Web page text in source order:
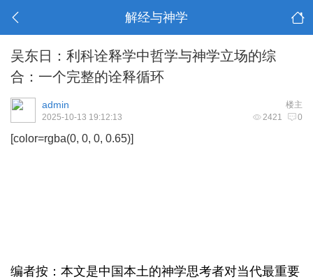
解经与神学
吴东日：利科诠释学中哲学与神学立场的综
合：一个完整的诠释循环
楼主
admin
2421 0
2025-10-13 19:12:13
[color=rgba(0, 0, 0, 0.65)]
编者按：本文是中国本土的神学思考者对当代最重要